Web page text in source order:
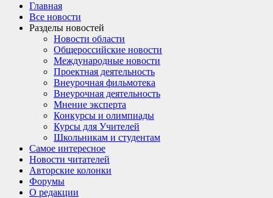
Главная
Все новости
Разделы новостей
Новости области
Общероссийские новости
Международные новости
Проектная деятельность
Внеурочная фильмотека
Внеурочная деятельность
Мнение эксперта
Конкурсы и олимпиады
Курсы для Учителей
Школьникам и студентам
Самое интересное
Новости читателей
Авторские колонки
Форумы
О редакции